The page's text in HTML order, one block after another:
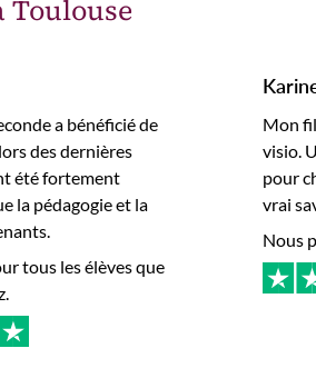
a bénéficié de
des dernières
été fortement
la pédagogie et la
tous les élèves que
Mon
visio.
pour
vrai
Nous